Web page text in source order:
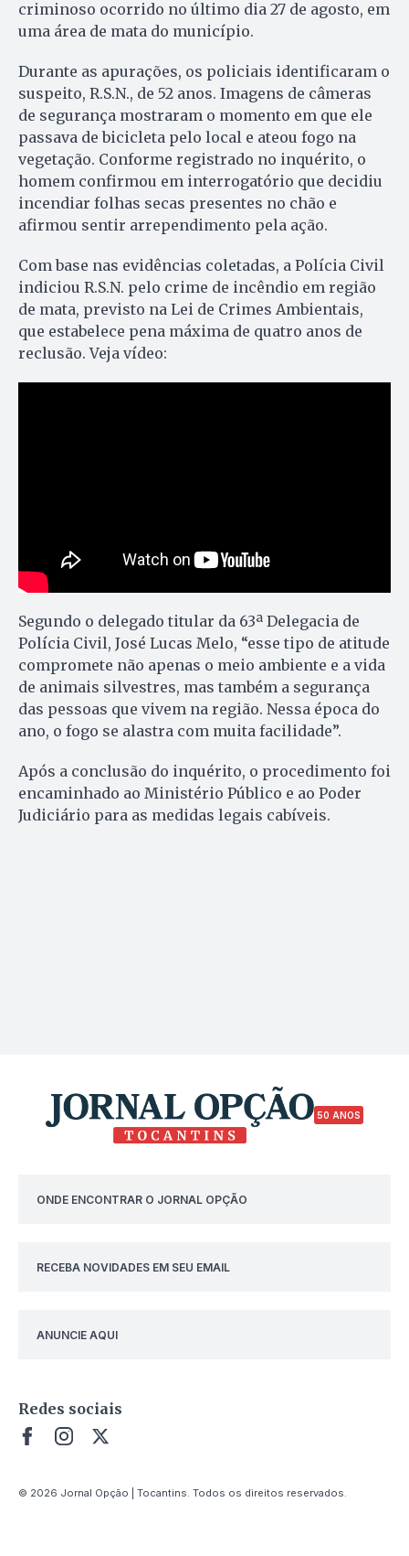
criminoso ocorrido no último dia 27 de agosto, em
uma área de mata do município.
Durante as apurações, os policiais identificaram o
suspeito, R.S.N., de 52 anos. Imagens de câmeras
de segurança mostraram o momento em que ele
passava de bicicleta pelo local e ateou fogo na
vegetação. Conforme registrado no inquérito, o
homem confirmou em interrogatório que decidiu
incendiar folhas secas presentes no chão e
afirmou sentir arrependimento pela ação.
Com base nas evidências coletadas, a Polícia Civil
indiciou R.S.N. pelo crime de incêndio em região
de mata, previsto na Lei de Crimes Ambientais,
que estabelece pena máxima de quatro anos de
reclusão. Veja vídeo:
Segundo o delegado titular da 63ª Delegacia de
Polícia Civil, José Lucas Melo, “esse tipo de atitude
compromete não apenas o meio ambiente e a vida
de animais silvestres, mas também a segurança
das pessoas que vivem na região. Nessa época do
ano, o fogo se alastra com muita facilidade”.
Após a conclusão do inquérito, o procedimento foi
encaminhado ao Ministério Público e ao Poder
Judiciário para as medidas legais cabíveis.
50 ANOS
ONDE ENCONTRAR O JORNAL OPÇÃO
RECEBA NOVIDADES EM SEU EMAIL
ANUNCIE AQUI
Redes sociais
© 2026 Jornal Opção | Tocantins. Todos os direitos reservados.